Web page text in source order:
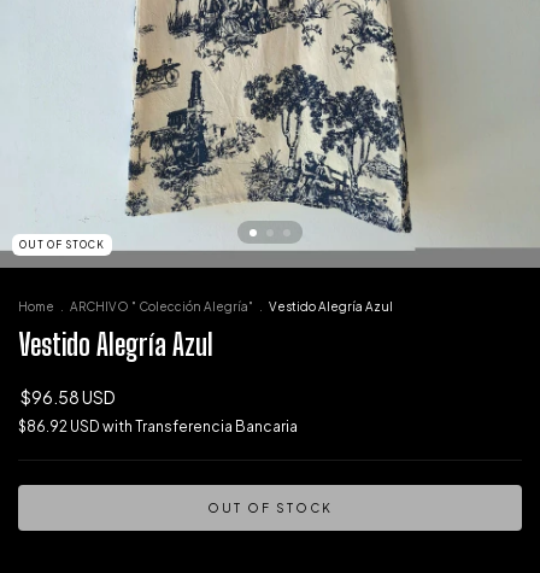
OUT OF STOCK
Home ARCHIVO " Colección Alegría" Vestido Alegría Azul
Vestido Alegría Azul
$96.58 USD
$86.92 USD with Transferencia Bancaria